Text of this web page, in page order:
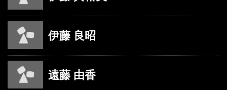
伊藤 良昭
遠藤 由香